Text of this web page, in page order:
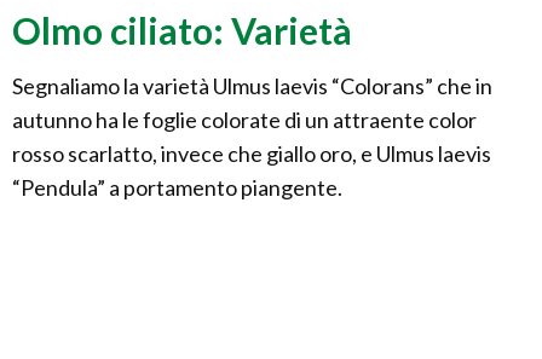
Olmo ciliato: Varietà
Segnaliamo la varietà Ulmus laevis “Colorans” che in
autunno ha le foglie colorate di un attraente color
rosso scarlatto, invece che giallo oro, e Ulmus laevis
“Pendula” a portamento piangente.